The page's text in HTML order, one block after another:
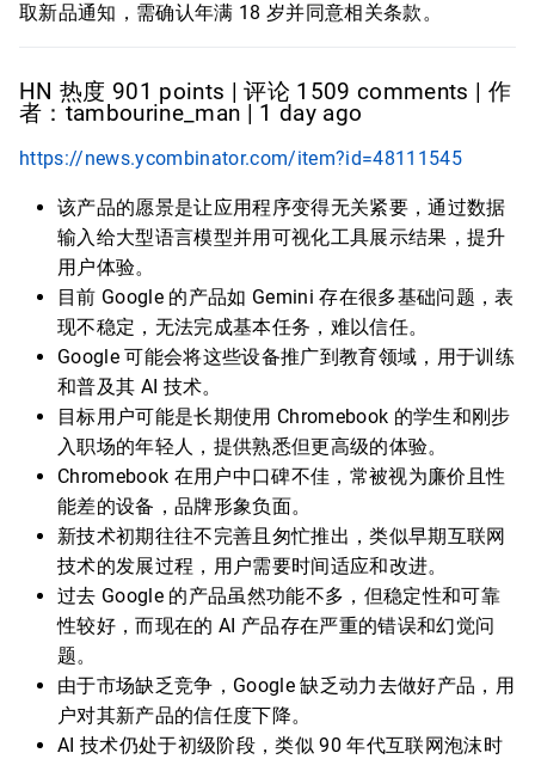
取新品通知，需确认年满 18 岁并同意相关条款。
HN 热度 901 points | 评论 1509 comments | 作
者：tambourine_man | 1 day ago
https://news.ycombinator.com/item?id=48111545
该产品的愿景是让应用程序变得无关紧要，通过数据
输入给大型语言模型并用可视化工具展示结果，提升
用户体验。
目前 Google 的产品如 Gemini 存在很多基础问题，表
现不稳定，无法完成基本任务，难以信任。
Google 可能会将这些设备推广到教育领域，用于训练
和普及其 AI 技术。
目标用户可能是长期使用 Chromebook 的学生和刚步
入职场的年轻人，提供熟悉但更高级的体验。
Chromebook 在用户中口碑不佳，常被视为廉价且性
能差的设备，品牌形象负面。
新技术初期往往不完善且匆忙推出，类似早期互联网
技术的发展过程，用户需要时间适应和改进。
过去 Google 的产品虽然功能不多，但稳定性和可靠
性较好，而现在的 AI 产品存在严重的错误和幻觉问
题。
由于市场缺乏竞争，Google 缺乏动力去做好产品，用
户对其新产品的信任度下降。
AI 技术仍处于初级阶段，类似 90 年代互联网泡沫时